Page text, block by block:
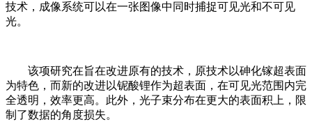
技术，成像系统可以在一张图像中同时捕捉可见光和不可见
光。
该项研究在旨在改进原有的技术，原技术以砷化镓超表面
为特色，而新的改进以铌酸锂作为超表面，在可见光范围内完
全透明，效率更高。此外，光子束分布在更大的表面积上，限
制了数据的角度损失。